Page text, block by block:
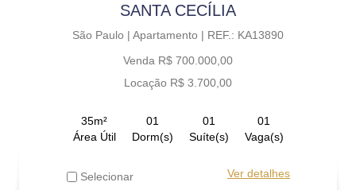
SANTA CECÍLIA
São Paulo | Apartamento | REF.: KA13890
Venda R$ 700.000,00
Locação R$ 3.700,00
35m²
Área Útil
01
Dorm(s)
01
Suíte(s)
01
Vaga(s)
Selecionar Ver detalhes